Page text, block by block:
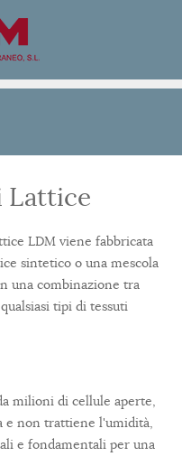
Lattice
LDM viene fabbricata
sintetico o una mescola
una combinazione tra
tipi di tessuti
milioni di cellule aperte,
e non trattiene l'umidità,
e fondamentali per una